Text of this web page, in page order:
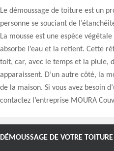
Le démoussage de toiture est un
personne se souciant de
La mousse est une espèce
absorbe l’eau et la retient. Cette
toit, car, avec le temps et la pluie,
apparaissent. D’un autre côté, la
de la maison. Si vous avez besoin
contactez l’entreprise MOURA
DE VOTRE